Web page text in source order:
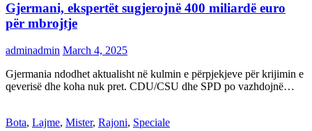
Gjermani, ekspertët sugjerojnë 400 miliardë euro
për mbrojtje
adminadmin March 4, 2025
Gjermania ndodhet aktualisht në kulmin e përpjekjeve për krijimin e
qeverisë dhe koha nuk pret. CDU/CSU dhe SPD po vazhdojnë…
Bota, Lajme, Mister, Rajoni, Speciale